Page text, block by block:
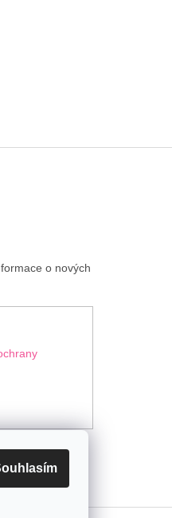
o nových